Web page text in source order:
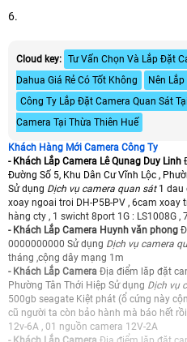
6.
Cloud key: Tư Vấn Chọn Và Lắp Đặt
Dahua Giá Rẻ Có Tốt Không
Nên
Công Ty Lắp Đặt Camera Quan Sát
Camera Tại Thừa Thiên Huế
Khách Hàng Mới Camera Công Ty
- Khách Lắp Camera Lê Qunag Duy Linh
Đường Số 5, Khu Dân Cư Vĩnh Lộc ,
Sử dụng Dịch vụ camera quan sát 1 dau
xoay ngoai troi DH-P5B-PV , 6cam xoay
hàng cty , 1 swicht 8port 1G : LS1008G ,
- Khách Lắp Camera Huynh văn phong
0000000000 Sử dụng Dịch vụ camera
tháng ,cộng dây mạng 1m
- Khách Lắp Camera Địa điểm lăp đặt
Phường Tân Thới Hiệp Sử dụng Dịch vụ
500gb seagate Kiệt phát (ổ cứng này
cũ người ta còn bảo hành mà báo hết
12v-6A , 01 nguồn camera 12V-2A